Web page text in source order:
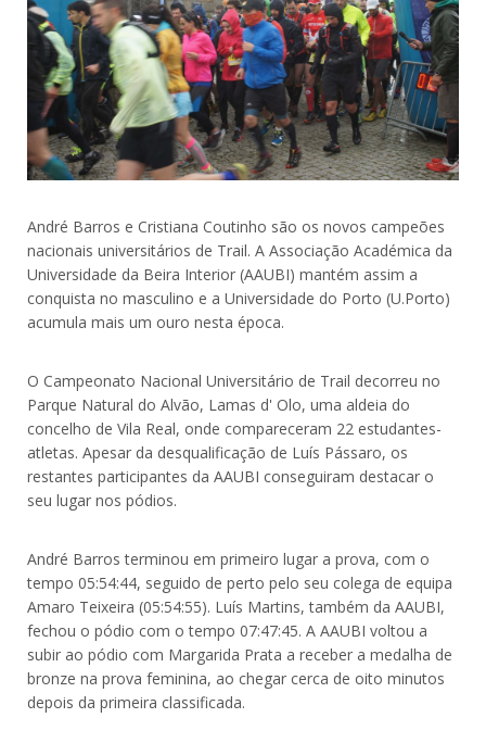
André Barros e Cristiana Coutinho são os novos campeões
nacionais universitários de Trail. A Associação Académica da
Universidade da Beira Interior (AAUBI) mantém assim a
conquista no masculino e a Universidade do Porto (U.Porto)
acumula mais um ouro nesta época.
O Campeonato Nacional Universitário de Trail decorreu no
Parque Natural do Alvão, Lamas d' Olo, uma aldeia do
concelho de Vila Real, onde compareceram 22 estudantes-
atletas. Apesar da desqualificação de Luís Pássaro, os
restantes participantes da AAUBI conseguiram destacar o
seu lugar nos pódios.
André Barros terminou em primeiro lugar a prova, com o
tempo 05:54:44, seguido de perto pelo seu colega de equipa
Amaro Teixeira (05:54:55). Luís Martins, também da AAUBI,
fechou o pódio com o tempo 07:47:45. A AAUBI voltou a
subir ao pódio com Margarida Prata a receber a medalha de
bronze na prova feminina, ao chegar cerca de oito minutos
depois da primeira classificada.